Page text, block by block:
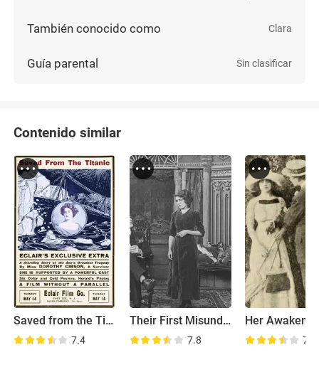
También conocido como Clara
Guía parental Sin clasificar
Contenido similar
Saved from the Titanic
7.4
Their First Misunderstanding
7.8
Her
7.3